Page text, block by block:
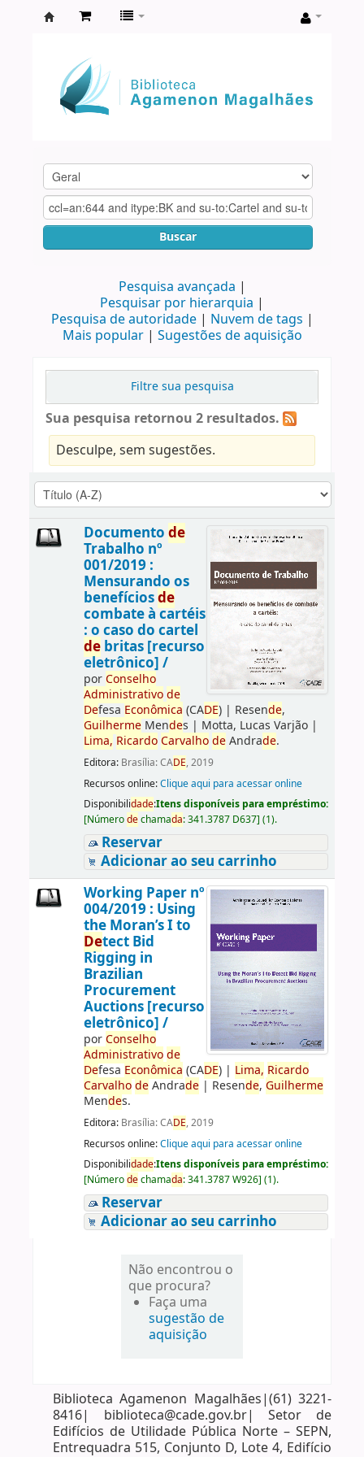
Agamenon
Magalhães
Buscar
Pesquisa avançada
Pesquisar por hierarquia
Pesquisa de autoridade
Nuvem de tags
Mais popular
Sugestões de aquisição
Filtre sua pesquisa
Sua pesquisa retornou 2 resultados.
Desculpe, sem sugestões.
Documento de
Trabalho nº
001/2019 :
Mensurando os
benefíciosde
combate à cartéis
: o caso do cartel
debritas [recurso
eletrônico] /
porConselho
Administrativo de
Defesa Econômica (CADE)| Resende,
GuilhermeMendes | Motta, Lucas Varjão|
Lima, Ricardo Carvalho deAndrade.
Editora: Brasília: CADE, 2019
Recursos online:Clique aqui para acessar online
Disponibilidade:Itens disponíveis para empréstimo:
[Númerodechamada:341.3787 D637] (1).
Reservar
Adicionar ao seu carrinho
Working Paper nº
004/2019 : Using
the Moran’s I to
Detect Bid
Rigging in
Brazilian
Procurement
Auctions [recurso
eletrônico] /
porConselho
Administrativo de
Defesa Econômica (CADE)| Lima, Ricardo
Carvalho deAndrade| Resende, Guilherme
Mendes.
Editora: Brasília: CADE, 2019
Recursos online:Clique aqui para acessar online
Disponibilidade:Itens disponíveis para empréstimo:
[Númerodechamada:341.3787 W926] (1).
Reservar
Adicionar ao seu carrinho
Não encontrou o
que procura?
Faça uma
sugestão de
aquisição
Biblioteca Agamenon Magalhães|(61) 3221-
8416| biblioteca@cade.gov.br| Setor de
Edifícios de Utilidade Pública Norte – SEPN,
Entrequadra 515, Conjunto D, Lote 4, Edifício